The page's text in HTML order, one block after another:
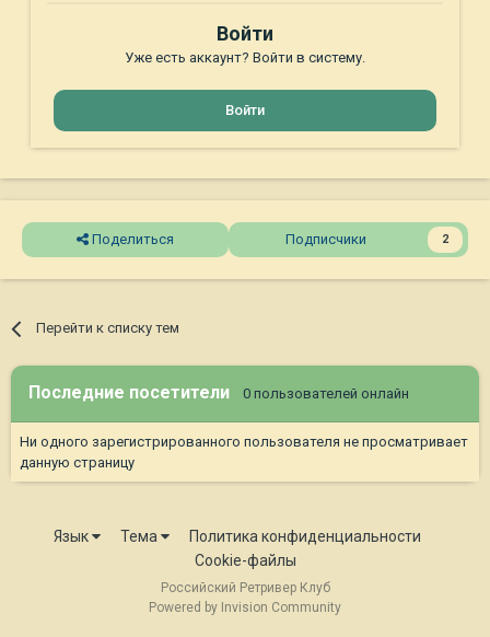
Войти
Уже есть аккаунт? Войти в систему.
Войти
Поделиться Подписчики 2
Перейти к списку тем
Последние посетители 0 пользователей онлайн
Ни одного зарегистрированного пользователя не просматривает
данную страницу
Язык Тема
Политика конфиденциальности
Cookie-файлы
Российский Ретривер Клуб
Powered by Invision Community